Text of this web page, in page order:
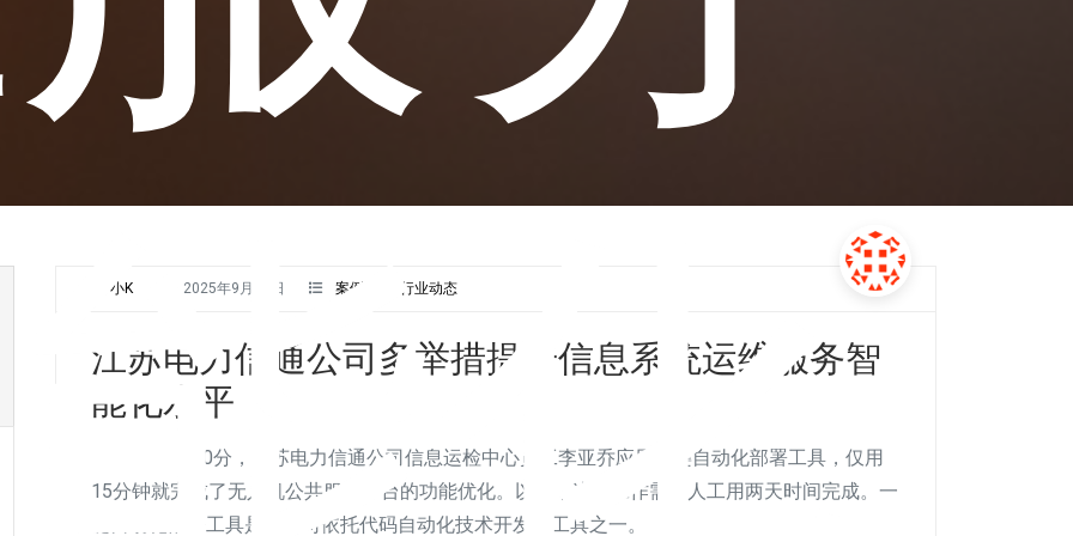
化
小K 2025年9月16日 案例研究 行业动态
江苏电力信通公司多举措提升信息系统运维服务智
能化水平
9月9日19时50分，江苏电力信通公司信息运检中心员工李亚乔应用一键自动化部署工具，仅用
15分钟就完成了无人机公共服务平台的功能优化。以前，这项工作需要人工用两天时间完成。一
键自动化部署工具是该公司依托代码自动化技术开发的工具之一。